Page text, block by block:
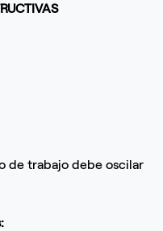
de trabajo debe oscilar